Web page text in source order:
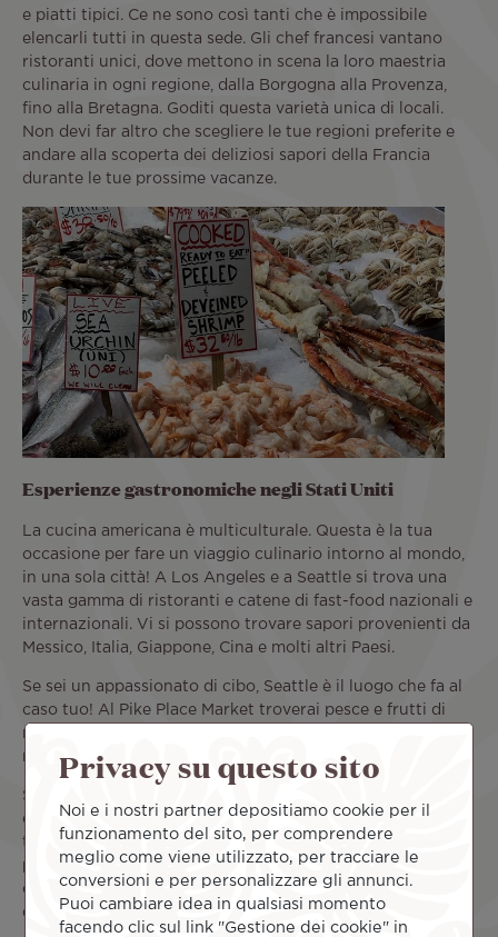
e piatti tipici. Ce ne sono così tanti che è impossibile
elencarli tutti in questa sede. Gli chef francesi vantano
ristoranti unici, dove mettono in scena la loro maestria
culinaria in ogni regione, dalla Borgogna alla Provenza,
fino alla Bretagna. Goditi questa varietà unica di locali.
Non devi far altro che scegliere le tue regioni preferite e
andare alla scoperta dei deliziosi sapori della Francia
durante le tue prossime vacanze.
Esperienze gastronomiche negli Stati Uniti
La cucina americana è multiculturale. Questa è la tua
occasione per fare un viaggio culinario intorno al mondo,
in una sola città! A Los Angeles e a Seattle si trova una
vasta gamma di ristoranti e catene di fast-food nazionali e
internazionali. Vi si possono trovare sapori provenienti da
Messico, Italia, Giappone, Cina e molti altri Paesi.
Se sei un appassionato di cibo, Seattle è il luogo che fa al
caso tuo! Al Pike Place Market troverai pesce e frutti di
numerosi ristoranti della città.
Seattle trae ispirazione dai piatti tipici di altre culture o da
quelli provenienti da ogni angolo degli Stati Uniti,
trasformandoli in specialità locali. Ad esempio, non puoi
perderti il Teriyaki “stile Seattle”, così come il "cream
cheese hot dog", emblema della cultura del cibo da strada
di Seattle.
Privacy su questo sito
Noi e i nostri partner depositiamo cookie per il
funzionamento del sito, per comprendere
meglio come viene utilizzato, per tracciare le
conversioni e per personalizzare gli annunci.
Puoi cambiare idea in qualsiasi momento
facendo clic sul link "Gestione dei cookie" in